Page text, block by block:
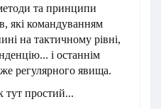
та принципи
які командуванням
на тактичному рівні,
і останнім
регулярного явища.
тут простий...